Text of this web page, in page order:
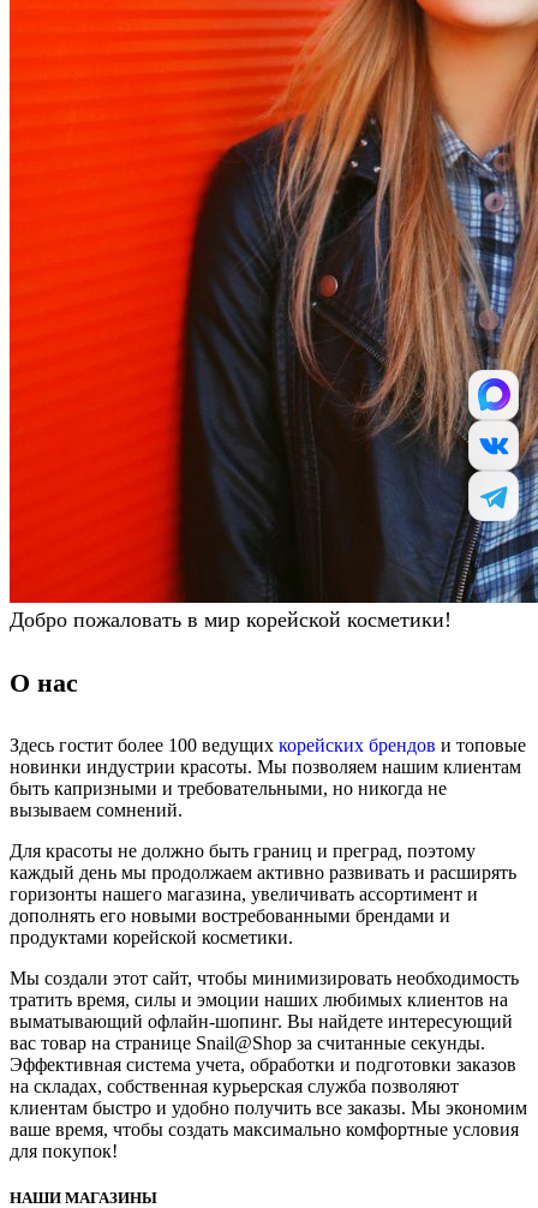
Добро пожаловать в мир корейской косметики!
О нас
Здесь гостит более 100 ведущих корейских брендов и топовые
новинки индустрии красоты. Мы позволяем нашим клиентам
быть капризными и требовательными, но никогда не
вызываем сомнений.
Для красоты не должно быть границ и преград, поэтому
каждый день мы продолжаем активно развивать и расширять
горизонты нашего магазина, увеличивать ассортимент и
дополнять его новыми востребованными брендами и
продуктами корейской косметики.
Мы создали этот сайт, чтобы минимизировать необходимость
тратить время, силы и эмоции наших любимых клиентов на
выматывающий офлайн-шопинг. Вы найдете интересующий
вас товар на странице Snail@Shop за считанные секунды.
Эффективная система учета, обработки и подготовки заказов
на складах, собственная курьерская служба позволяют
клиентам быстро и удобно получить все заказы. Мы экономим
ваше время, чтобы создать максимально комфортные условия
для покупок!
НАШИ МАГАЗИНЫ